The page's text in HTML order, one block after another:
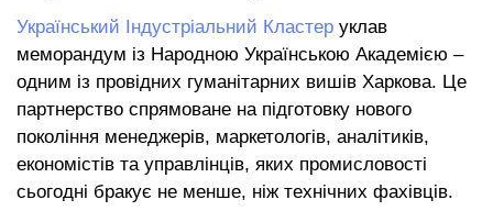
Український Індустріальний Кластер уклав
меморандум із Народною Українською Академією –
одним із провідних гуманітарних вишів Харкова. Це
партнерство спрямоване на підготовку нового
покоління менеджерів, маркетологів, аналітиків,
економістів та управлінців, яких промисловості
сьогодні бракує не менше, ніж технічних фахівців.